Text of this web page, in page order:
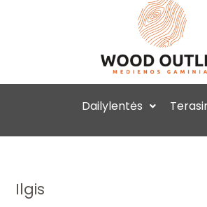
Dailylentės
Ilgis